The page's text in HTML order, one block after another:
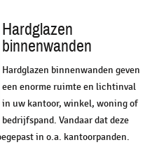
Hardglazen
binnenwanden
Hardglazen binnenwanden geven
een enorme ruimte en lichtinval
in uw kantoor, winkel, woning of
bedrijfspand. Vandaar dat deze
in o.a. kantoorpanden.